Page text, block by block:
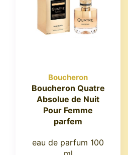
Boucheron
Boucheron Quatre
Absolue de Nuit
Pour Femme
parfem
eau de parfum 100